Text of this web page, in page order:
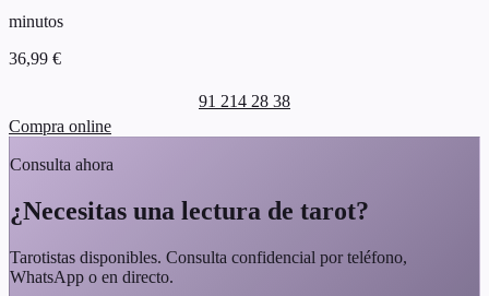
minutos
36,99 €
91 214 28 38
Compra online
Consulta ahora
¿Necesitas una lectura de tarot?
Tarotistas disponibles. Consulta confidencial por teléfono,
WhatsApp o en directo.